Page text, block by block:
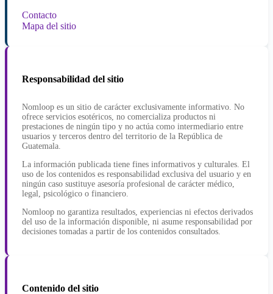
Contacto
Mapa del sitio
Responsabilidad del sitio
Nomloop es un sitio de carácter exclusivamente informativo. No
ofrece servicios esotéricos, no comercializa productos ni
prestaciones de ningún tipo y no actúa como intermediario entre
usuarios y terceros dentro del territorio de la República de
Guatemala.
La información publicada tiene fines informativos y culturales. El
uso de los contenidos es responsabilidad exclusiva del usuario y en
ningún caso sustituye asesoría profesional de carácter médico,
legal, psicológico o financiero.
Nomloop no garantiza resultados, experiencias ni efectos derivados
del uso de la información disponible, ni asume responsabilidad por
decisiones tomadas a partir de los contenidos consultados.
Contenido del sitio